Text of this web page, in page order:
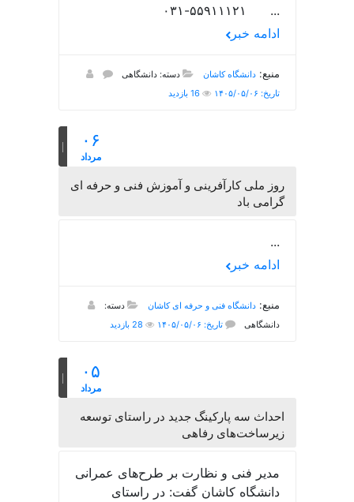
۵۵۹۱۱۱۲۱-۰۳۱ ...
ادامه خبر
منبع:دانشگاه کاشان
دسته: دانشگاهی
تاریخ: ۱۴۰۵/۰۵/۰۶
16 بازدید
۰۶
مرداد
روز ملی کارآفرینی و آموزش فنی و حرفه ای
گرامی باد
...
ادامه خبر
منبع:دانشگاه فنی و حرفه ای کاشان
دسته:
دانشگاهی
تاریخ: ۱۴۰۵/۰۵/۰۶
۰۵
مرداد
احداث سه پارکینگ جدید در راستای توسعه
زیرساخت‌های رفاهی
مدیر فنی و نظارت بر طرح‌های عمرانی
دانشگاه کاشان گفت: در راستای